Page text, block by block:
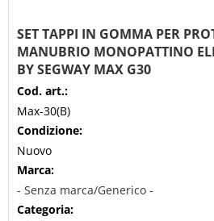
SET TAPPI IN GOMMA PER
MANUBRIO MONOPATTINO
BY SEGWAY MAX G30
Cod. art.:
Max-30(B)
Condizione:
Nuovo
Marca:
- Senza marca/Generico -
Categoria: